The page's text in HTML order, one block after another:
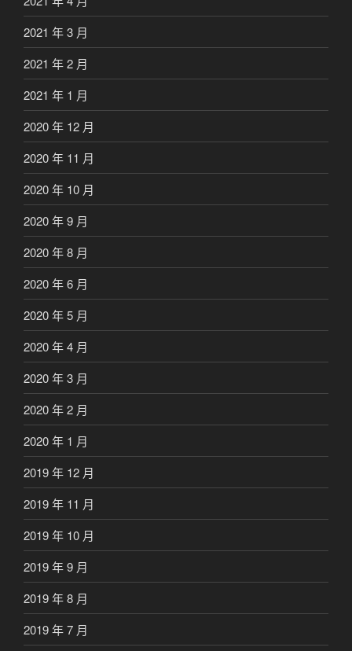
2021 年 3 月
2021 年 2 月
2021 年 1 月
2020 年 12 月
2020 年 11 月
2020 年 10 月
2020 年 9 月
2020 年 8 月
2020 年 6 月
2020 年 5 月
2020 年 4 月
2020 年 3 月
2020 年 2 月
2020 年 1 月
2019 年 12 月
2019 年 11 月
2019 年 10 月
2019 年 9 月
2019 年 8 月
2019 年 7 月